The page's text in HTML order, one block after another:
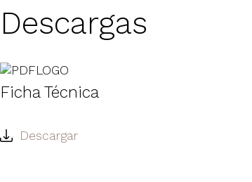
Descargas
Ficha Técnica
Descargar